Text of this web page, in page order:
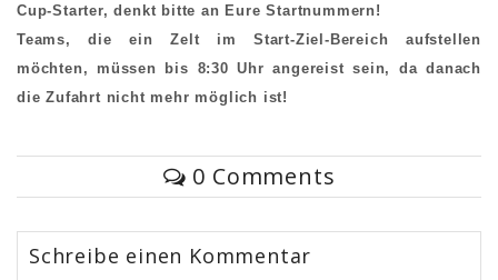
Cup-Starter, denkt bitte an Eure Startnummern!
Teams, die ein Zelt im Start-Ziel-Bereich aufstellen
möchten, müssen bis 8:30 Uhr angereist sein, da danach
die Zufahrt nicht mehr möglich ist!
0 Comments
Schreibe einen Kommentar